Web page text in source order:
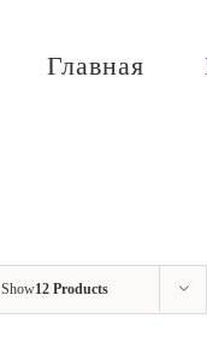
Главная
Show12 Products